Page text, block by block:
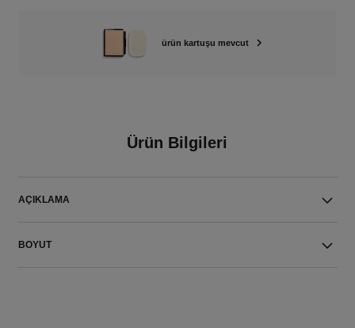
ürün kartuşu mevcut
Ürün Bilgileri
AÇIKLAMA
BOYUT